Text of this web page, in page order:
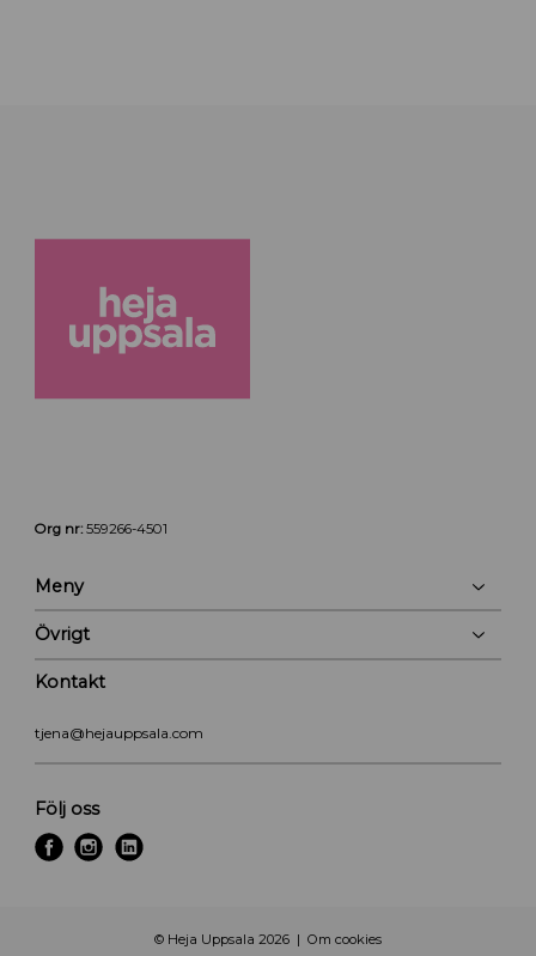
Org nr:559266-4501
Meny
Övrigt
Kontakt
tjena@hejauppsala.com
Följ oss
f
i
l
© Heja Uppsala 2026 Om cookies